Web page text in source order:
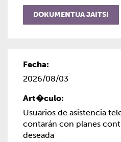
DOKUMENTUA JAITSI
2026/08/03
Usuarios de asistencia
contarán con planes
deseada